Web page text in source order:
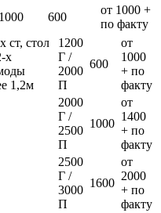
1000 600
от 1000 +
по факту
ст, стол
х
1,2м
1200
Г /
2000
П
600
от
1000
+ по
факту
2000
Г /
2500
П
1000
от
1400
+ по
факту
2500
Г /
3000
П
1600
от
2000
+ по
факту